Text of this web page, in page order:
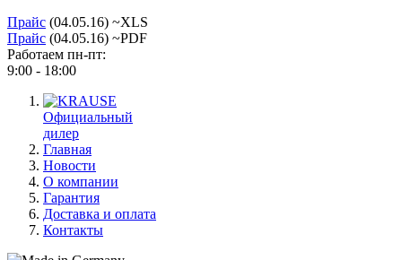
Прайс (04.05.16) ~XLS
Прайс (04.05.16) ~PDF
Работаем пн-пт:
9:00 - 18:00
Официальный
дилер
Главная
Новости
О компании
Гарантия
Доставка и оплата
Контакты